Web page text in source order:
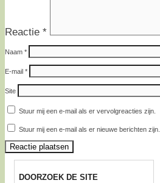
Reactie *
Naam *
E-mail *
Site
Stuur mij een e-mail als er vervolgreacties zijn.
Stuur mij een e-mail als er nieuwe berichten zijn.
DOORZOEK DE SITE